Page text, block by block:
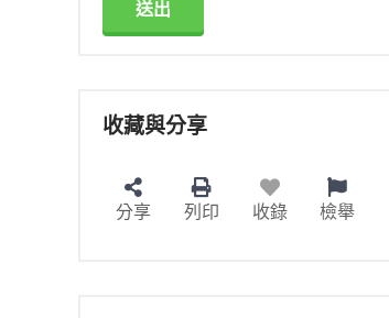
送出
收藏與分享
分享 列印 收錄 檢舉